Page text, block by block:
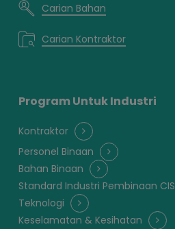
Carian Bahan
Carian Kontraktor
Program Untuk Industri
Kontraktor
Personel Binaan
Bahan Binaan
Standard Industri Pembinaan CIS
Teknologi
Keselamatan & Kesihatan